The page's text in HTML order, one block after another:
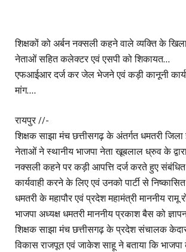
शिक्षकों को अर्बन नक्सली कहने वाले व्यक्ति के
नेताओं सहित कलेक्टर एवं एसपी को शिकायत…
एफआईआर दर्ज कर जेल भेजने एवं कड़ी कानूनी
मांग….
रायपुर //-
शिक्षक साझा मंच छत्तीसगढ़ के अंतर्गत धमतरी
नेताओं ने स्थानीय भाजपा नेता खूबलाल ध्रुव के
नक्सली कहने पर कड़ी आपत्ति दर्ज करते हुए संबंधित
कार्यवाही करने के लिए एवं उनको पार्टी से
धमतरी के महापौर एवं प्रदेश महामंत्री माननीय रामू
भाजपा अध्यक्ष धमतरी माननीय प्रकाश बैस को
शिक्षक साझा मंच छत्तीसगढ़ के प्रदेश संचालक
विकास राजपूत एवं जाकेश साहू ने बताया कि